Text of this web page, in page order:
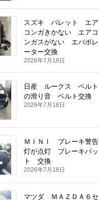
スズキ パレット エア
コンガきかない エアコ
ンガスがない エバボレ
ーター交換
2026年7月18日
日産 ルークス ベルト
の滑り音 ベルト交換
2026年7月18日
ＭＩＮＩ ブレーキ警告
灯が点灯 ブレーキパッ
ト 交換
2026年7月18日
マツダ ＭＡＺＤＡ６セ